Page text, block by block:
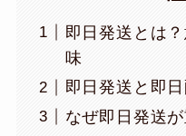
即日発送とは
味
即日発送と即
なぜ即日発送